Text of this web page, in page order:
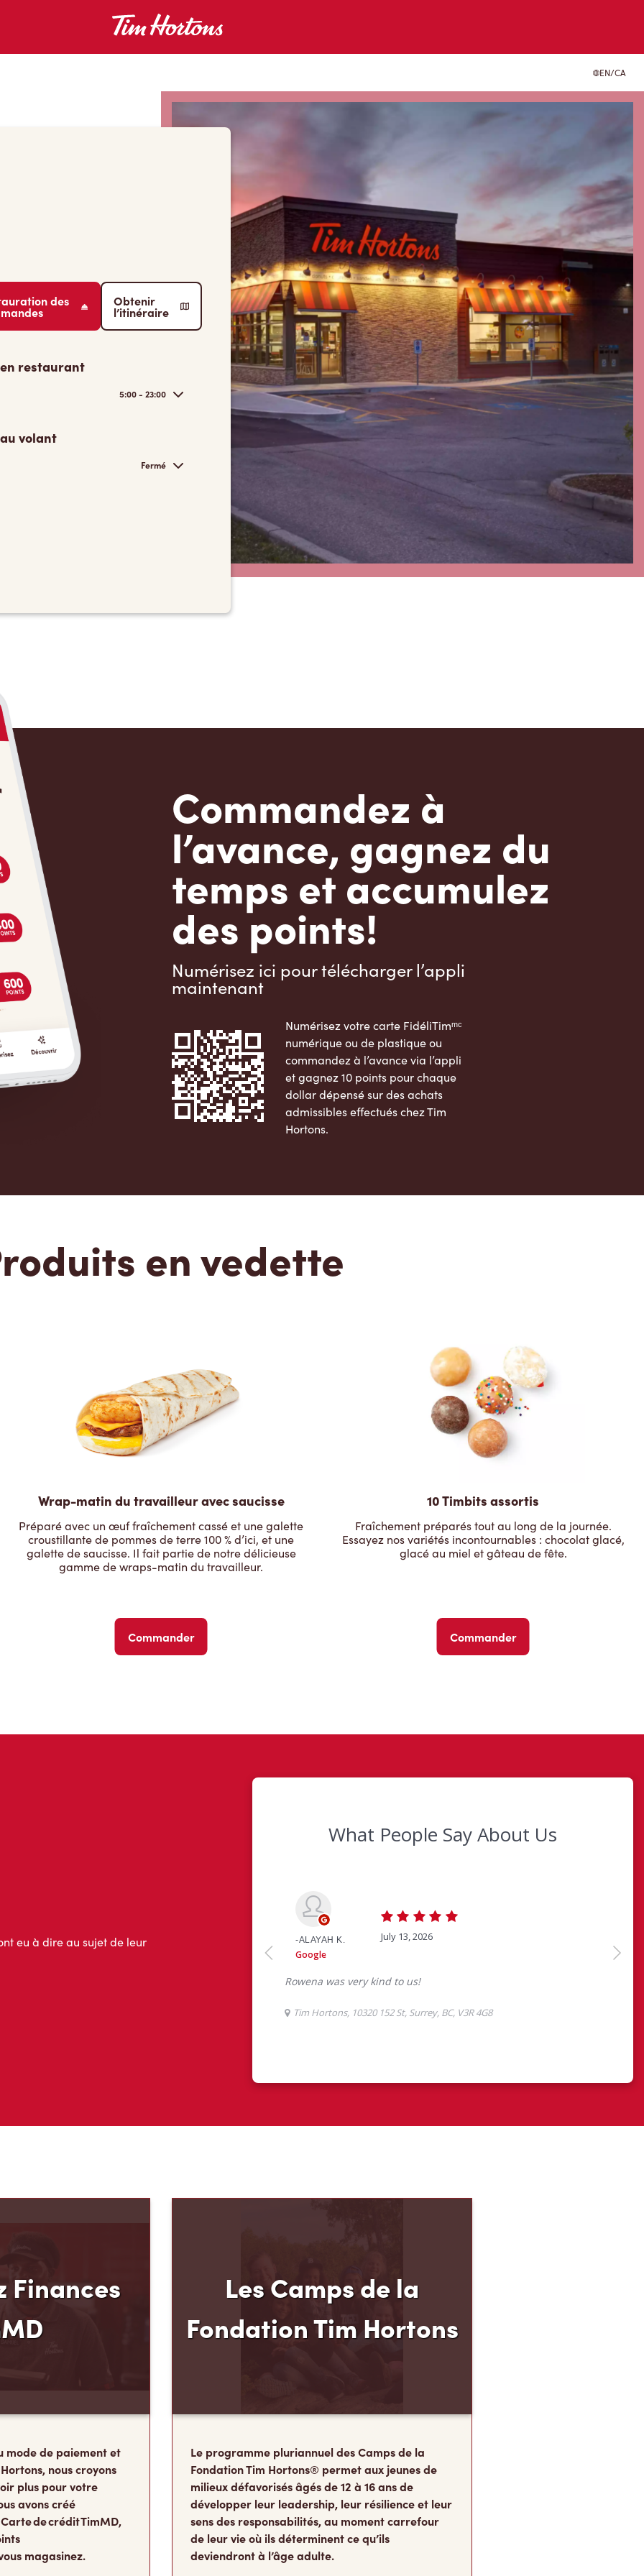
EN/CA
des Obtenir
l’itinéraire
restaurant
5:00 - 23:00
volant
Fermé
Commandez à
l’avance, gagnez du
temps et accumulez
des points!
Numérisez ici pour télécharger l’appli
maintenant
Numérisez votre carte FidéliTimᵐᶜ
numérique ou de plastique ou
commandez à l’avance via l’appli
et gagnez 10 points pour chaque
dollar dépensé sur des achats
admissibles effectués chez Tim
Hortons.
en vedette
Wrap-matin du travailleur avec saucisse
Préparé avec un œuf fraîchement cassé et une galette
croustillante de pommes de terre 100 % d’ici, et une
galette de saucisse. Il fait partie de notre délicieuse
gamme de wraps-matin du travailleur.
Commander
10 Timbits assortis
Fraîchement préparés tout au long de la journée.
Essayez nos variétés incontournables : chocolat glacé,
glacé au miel et gâteau de fête.
Commander
Les Camps de la